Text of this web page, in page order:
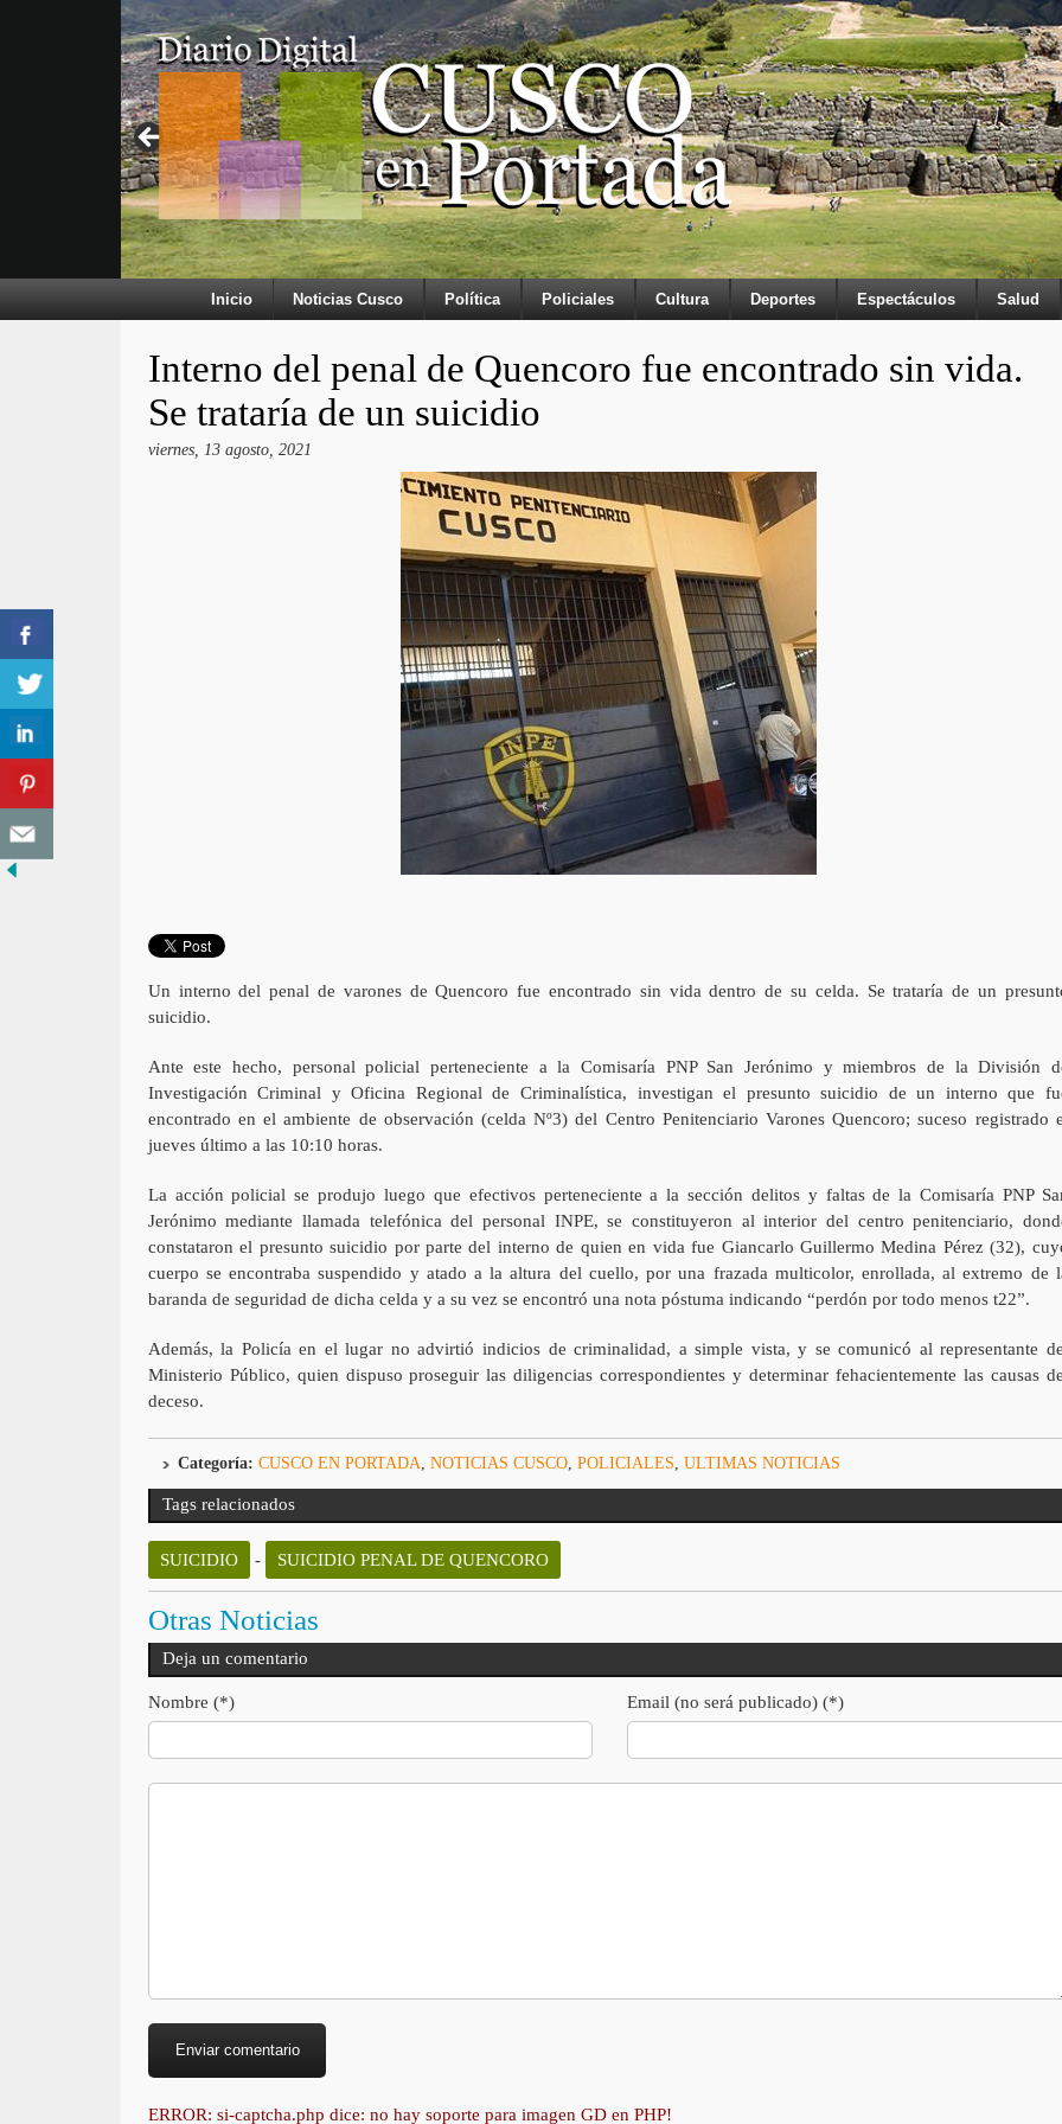
Inicio Noticias Cusco Política Policiales Cultura Deportes Espectáculos Salud
Interno del penal de Quencoro fue encontrado sin vida.
Se trataría de un suicidio
viernes, 13 agosto, 2021
Un interno del penal de varones de Quencoro fue encontrado sin vida dentro de su celda. Se trataría de un
suicidio.
Ante este hecho, personal policial perteneciente a la Comisaría PNP San Jerónimo y miembros de la División
Investigación Criminal y Oficina Regional de Criminalística, investigan el presunto suicidio de un interno que
encontrado en el ambiente de observación (celda Nº3) del Centro Penitenciario Varones Quencoro; suceso registrado
jueves último a las 10:10 horas.
La acción policial se produjo luego que efectivos perteneciente a la sección delitos y faltas de la Comisaría PNP
Jerónimo mediante llamada telefónica del personal INPE, se constituyeron al interior del centro penitenciario,
constataron el presunto suicidio por parte del interno de quien en vida fue Giancarlo Guillermo Medina Pérez (32),
cuerpo se encontraba suspendido y atado a la altura del cuello, por una frazada multicolor, enrollada, al extremo de
baranda de seguridad de dicha celda y a su vez se encontró una nota póstuma indicando “perdón por todo menos t22”.
Además, la Policía en el lugar no advirtió indicios de criminalidad, a simple vista, y se comunicó al representante
Ministerio Público, quien dispuso proseguir las diligencias correspondientes y determinar fehacientemente las causas
deceso.
Categoría: CUSCO EN PORTADA NOTICIAS CUSCO, POLICIALES ULTIMAS NOTICIAS
Tags relacionados
SUICIDIO - SUICIDIO PENAL DE QUENCORO
Otras Noticias
Deja un comentario
Nombre (*) Email (no será publicado) (*)
ERROR: si-captcha.php dice: no hay soporte para imagen GD en PHP!